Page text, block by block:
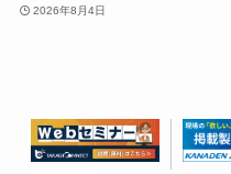
2026年8月4日